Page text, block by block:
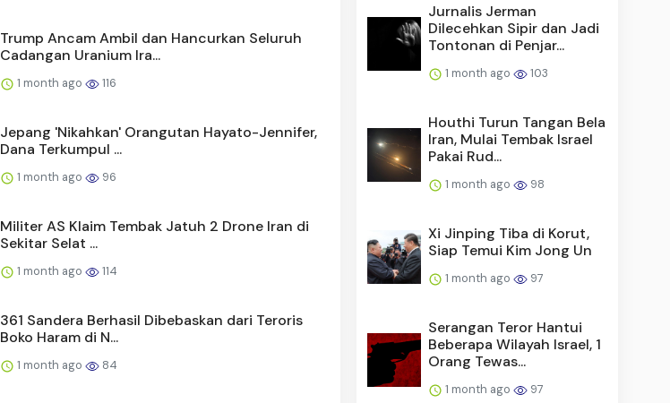
Trump Ancam Ambil dan Hancurkan Seluruh
Cadangan Uranium Ira...
1 month ago 116
Jepang 'Nikahkan' Orangutan Hayato-Jennifer,
Dana Terkumpul ...
1 month ago 96
Militer AS Klaim Tembak Jatuh 2 Drone Iran di
Sekitar Selat ...
1 month ago 114
361 Sandera Berhasil Dibebaskan dari Teroris
Boko Haram di N...
1 month ago 84
Jurnalis Jerman
Dilecehkan Sipir dan Jadi
Tontonan di Penjar...
1 month ago 103
Houthi Turun Tangan Bela
Iran, Mulai Tembak Israel
Pakai Rud...
1 month ago 98
Xi Jinping Tiba di Korut,
Siap Temui Kim Jong Un
1 month ago 97
Serangan Teror Hantui
Beberapa Wilayah Israel, 1
Orang Tewas...
1 month ago 97